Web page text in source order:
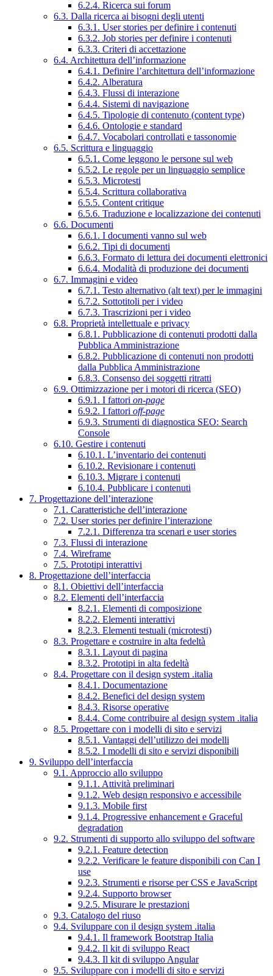
6.2.4. Ricerca sui forum
6.3. Dalla ricerca ai bisogni degli utenti
6.3.1. User stories per definire i contenuti
6.3.2. Job stories per definire i contenuti
6.3.3. Criteri di accettazione
6.4. Architettura dell’informazione
6.4.1. Definire l’architettura dell’informazione
6.4.2. Alberatura
6.4.3. Flussi di interazione
6.4.4. Sistemi di navigazione
6.4.5. Tipologie di contenuto (content type)
6.4.6. Ontologie e standard
6.4.7. Vocabolari controllati e tassonomie
6.5. Scrittura e linguaggio
6.5.1. Come leggono le persone sul web
6.5.2. Le regole per un linguaggio semplice
6.5.3. Microtesti
6.5.4. Scrittura collaborativa
6.5.5. Content critique
6.5.6. Traduzione e localizzazione dei contenuti
6.6. Documenti
6.6.1. I documenti vanno sul web
6.6.2. Tipi di documenti
6.6.3. Formato di lettura dei documenti elettronici
6.6.4. Modalità di produzione dei documenti
6.7. Immagini e video
6.7.1. Testo alternativo (alt text) per le immagini
6.7.2. Sottotitoli per i video
6.7.3. Trascrizioni per i video
6.8. Proprietà intellettuale e privacy
6.8.1. Pubblicazione di contenuti prodotti dalla
Pubblica Amministrazione
6.8.2. Pubblicazione di contenuti non prodotti
dalla Pubblica Amministrazione
6.8.3. Consenso dei soggetti ritratti
6.9. Ottimizzazione per i motori di ricerca (SEO)
6.9.1. I fattori on-page
6.9.2. I fattori off-page
6.9.3. Strumenti di diagnostica SEO: Search
Console
6.10. Gestire i contenuti
6.10.1. L’inventario dei contenuti
6.10.2. Revisionare i contenuti
6.10.3. Migrare i contenuti
6.10.4. Pubblicare i contenuti
7. Progettazione dell’interazione
7.1. Caratteristiche dell’interazione
7.2. User stories per definire l’interazione
7.2.1. Differenza tra scenari e user stories
7.3. Flussi di interazione
7.4. Wireframe
7.5. Prototipi interattivi
8. Progettazione dell’interfaccia
8.1. Obiettivi dell’interfaccia
8.2. Elementi dell’interfaccia
8.2.1. Elementi di composizione
8.2.2. Elementi interattivi
8.2.3. Elementi testuali (microtesti)
8.3. Progettare e costruire in alta fedeltà
8.3.1. Layout di pagina
8.3.2. Prototipi in alta fedeltà
8.4. Progettare con il design system .italia
8.4.1. Documentazione
8.4.2. Benefici del design system
8.4.3. Risorse operative
8.4.4. Come contribuire al design system .italia
8.5. Progettare con i modelli di sito e servizi
8.5.1. Vantaggi dell’utilizzo dei modelli
8.5.2. I modelli di sito e servizi disponibili
9. Sviluppo dell’interfaccia
9.1. Approccio allo sviluppo
9.1.1. Attività preliminari
9.1.2. Web design responsivo e accessibile
9.1.3. Mobile first
9.1.4. Progressive enhancement e Graceful
degradation
9.2. Strumenti di supporto allo sviluppo del software
9.2.1. Feature detection
9.2.2. Verificare le feature disponibili con Can I
use
9.2.3. Strumenti e risorse per CSS e JavaScript
9.2.4. Supporto browser
9.2.5. Misurare le prestazioni
9.3. Catalogo del riuso
9.4. Sviluppare con il design system .italia
9.4.1. Il framework Bootstrap Italia
9.4.2. Il kit di sviluppo React
9.4.3. Il kit di sviluppo Angular
9.5. Sviluppare con i modelli di sito e servizi